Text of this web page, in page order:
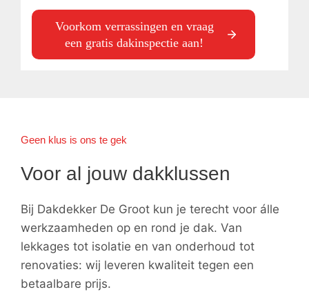
Voorkom verrassingen en vraag
een gratis dakinspectie aan!
Geen klus is ons te gek
Voor al jouw dakklussen
Bij Dakdekker De Groot kun je terecht voor álle
werkzaamheden op en rond je dak. Van
lekkages tot isolatie en van onderhoud tot
renovaties: wij leveren kwaliteit tegen een
betaalbare prijs.